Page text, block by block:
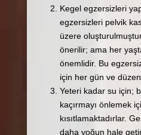
Kegel egzersizleri
egzersizleri pelvik
üzere
önerilir; ama her
önemlidir. Bu
için her gün ve
Yeteri kadar su için;
kaçırmayı önlemek
kısıtlamaktadırlar.
daha yoğun hale